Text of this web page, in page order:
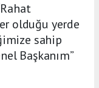
olduğu yerde
sahip
Başkanım”